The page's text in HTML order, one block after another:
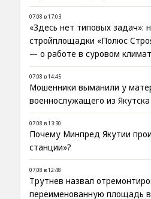
07.08 в 17:03
«Здесь нет типовых задач»:
стройплощадки «Полюс
— о работе в суровом
07.08 в 14:45
Мошенники выманили у
военнослужащего из
07.08 в 13:30
Почему Минпред Якутии
станции»?
07.08 в 12:48
Трутнев назвал
переименованную площадь